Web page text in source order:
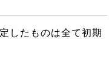
したものは全て初期